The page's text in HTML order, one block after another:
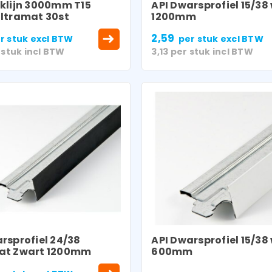
3000mm T15
30st
stuk excl BTW
incl BTW
API Dwarsprofiel 15/
1200mm
2,59 per stuk excl BTW
3,13 per stuk incl BTW
24/38
Zwart 1200mm
API Dwarsprofiel 15/
600mm